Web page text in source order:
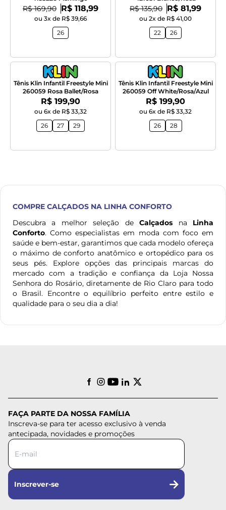
De:
R$ 169,90 Por:
R$ 118,99
ou 3x de R$ 39,66
26
De:
R$ 135,90 Por:
R$ 81,99
ou 2x de R$ 41,00
22
26
Tênis Klin Infantil Freestyle Mini
260059 Rosa Ballet/Rosa
Por:
R$ 199,90
ou 6x de R$ 33,32
26
27 29
Tênis Klin Infantil Freestyle Mini
260059 Off White/Rosa/Azul
Por:
R$ 199,90
ou 6x de R$ 33,32
26
28
COMPRE CALÇADOS NA LINHA CONFORTO
Descubra a melhor seleção deCalçados na Linha
Conforto. Como especialistas em moda com foco em
saúde e bem-estar, garantimos que cada modelo ofereça
o máximo de conforto anatômico e ortopédico para os
seus pés. Explore opções das principais marcas do
mercado com a tradição e confiança da Loja Nossa
Senhora do Rosário, diretamente de Rio Claro para todo
o Brasil. Encontre o equilíbrio perfeito entre estilo e
qualidade para o seu dia a dia!
FAÇA PARTE DA NOSSA FAMÍLIA
Inscreva-se para ter acesso exclusivo à venda
antecipada, novidades e promoções
Inscrever-se